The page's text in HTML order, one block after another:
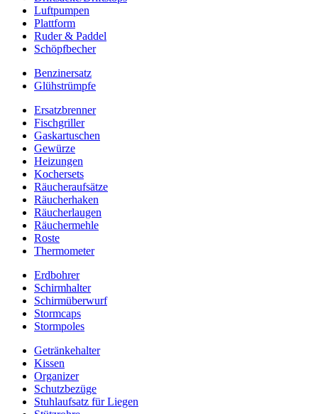
Luftpumpen
Plattform
Ruder & Paddel
Schöpfbecher
Benzinersatz
Glühstrümpfe
Ersatzbrenner
Fischgriller
Gaskartuschen
Gewürze
Heizungen
Kochersets
Räucheraufsätze
Räucherhaken
Räucherlaugen
Räuchermehle
Roste
Thermometer
Erdbohrer
Schirmhalter
Schirmüberwurf
Stormcaps
Stormpoles
Getränkehalter
Kissen
Organizer
Schutzbezüge
Stuhlaufsatz für Liegen